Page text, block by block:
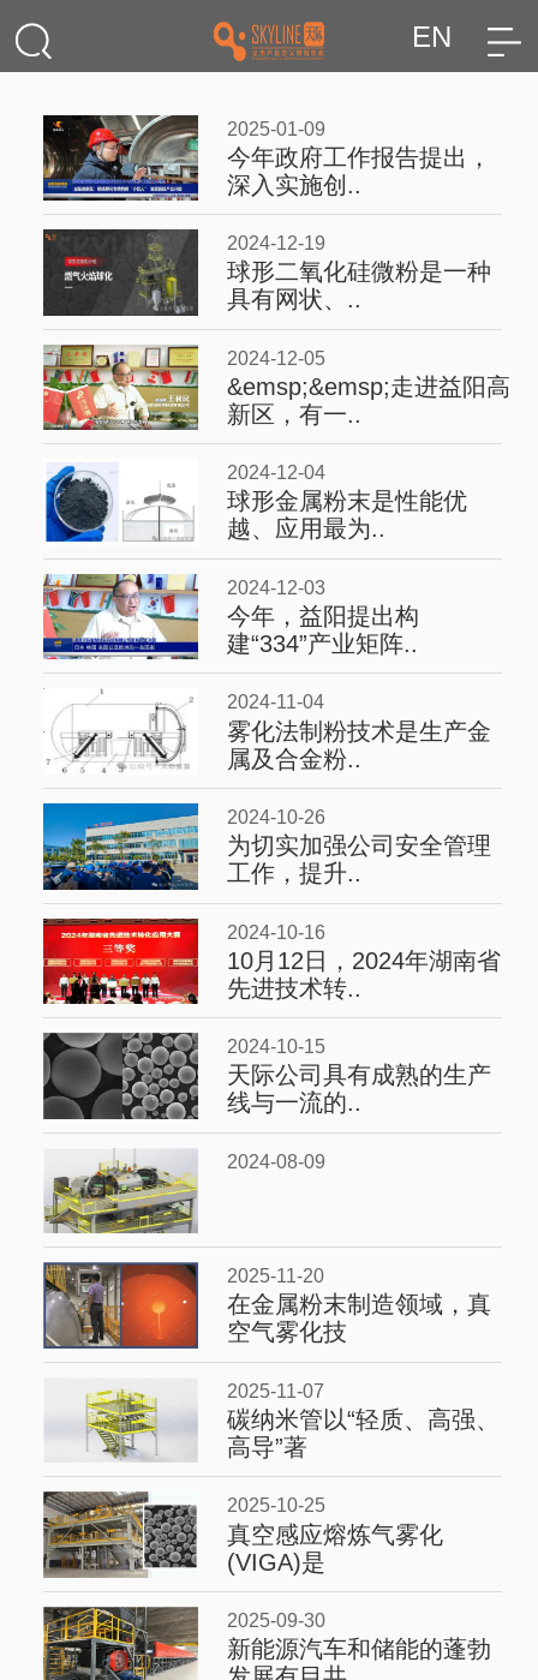
EN
2025-01-09
今年政府工作报告提出，
深入实施创..
2024-12-19
球形二氧化硅微粉是一种
具有网状、..
2024-12-05
&emsp;&emsp;走进益阳高
新区，有一..
2024-12-04
球形金属粉末是性能优
越、应用最为..
2024-12-03
今年，益阳提出构
建“334”产业矩阵..
2024-11-04
雾化法制粉技术是生产金
属及合金粉..
2024-10-26
为切实加强公司安全管理
工作，提升..
2024-10-16
10月12日，2024年湖南省
先进技术转..
2024-10-15
天际公司具有成熟的生产
线与一流的..
2024-08-09
2025-11-20
在金属粉末制造领域，真
空气雾化技
2025-11-07
碳纳米管以“轻质、高强、
高导”著
2025-10-25
真空感应熔炼气雾化
(VIGA)是
2025-09-30
新能源汽车和储能的蓬勃